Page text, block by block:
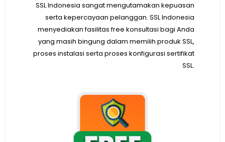
SSL Indonesia sangat mengutamakan kepuasan
serta kepercayaan pelanggan. SSL Indonesia
menyediakan fasilitas free konsultasi bagi Anda
yang masih bingung dalam memilih produk SSL,
proses instalasi serta proses konfigurasi sertifikat
SSL.